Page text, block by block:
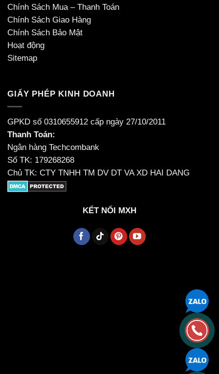
Chính Sách Mua – Thanh Toán
Chính Sách Giao Hàng
Chính Sách Bảo Mật
Hoạt động
Sitemap
GIẤY PHÉP KINH DOANH
GPKD số 0310655912 cấp ngày 27/10/2011
Thanh Toán:
Ngân hàng Techcombank
Số TK: 179268268
Chủ TK: CTY TNHH TM DV DT VA XD HAI DANG
KẾT NỐI MXH